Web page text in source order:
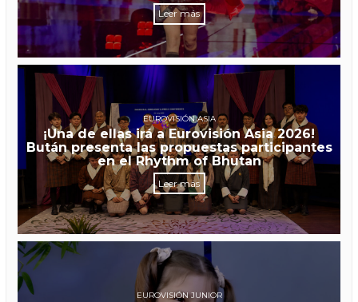
Leer más
EUROVISIÓN ASIA
¡Una de ellas irá a Eurovisión Asia 2026!
Bután presenta las propuestas participantes
en el Rhythm of Bhutan
Leer más
EUROVISIÓN JUNIOR